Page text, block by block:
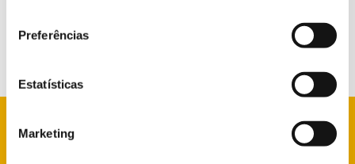
Preferências
Estatísticas
Marketing